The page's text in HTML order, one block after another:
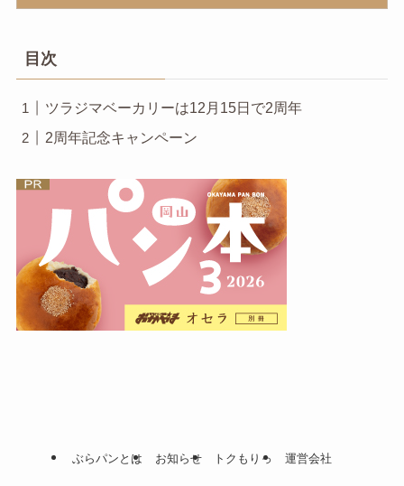
目次
ツラジマベーカリーは12月15日で2周年
2周年記念キャンペーン
ぶらパンとは お知らせ トクもりっ 運営会社